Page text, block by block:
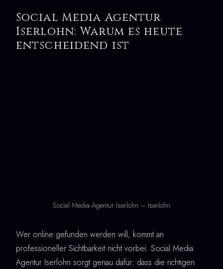
Social Media Agentur
Iserlohn: Warum es heute
entscheidend ist
Social Media Agentur Iserlohn – Iserlohn
Wer online gefunden werden will, kommt an
professioneller Sichtbarkeit nicht vorbei. Social Media
Agentur Iserlohn sorgt genau dafür: dass die richtigen